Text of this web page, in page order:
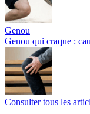
Genou
Genou qui craque :
Consulter tous les